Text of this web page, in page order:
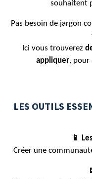
souhaitent
Pas besoin de jargon
Ici vous trouverez
appliquer, pour
LES OUTILS
📱
Créer une